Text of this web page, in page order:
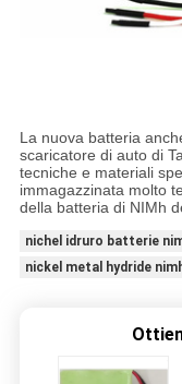
La nuova batteria
scaricatore di auto di
tecniche e materiali
immagazzinata molto
della batteria di NIMh
nichel idruro batterie
nickel metal hydride